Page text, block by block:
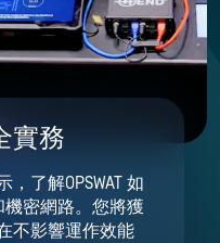
實務
了解OPSWAT 如
機密網路。您將獲
不影響運作效能